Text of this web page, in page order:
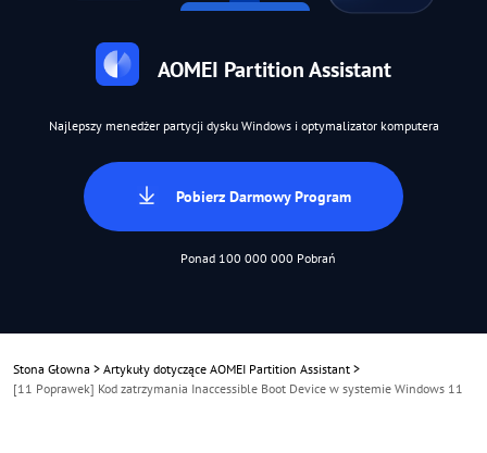
AOMEI Partition Assistant
Najlepszy menedżer partycji dysku Windows i optymalizator komputera
Pobierz Darmowy Program
Ponad 100 000 000 Pobrań
Stona Głowna > Artykuły dotyczące AOMEI Partition Assistant >
[11 Poprawek] Kod zatrzymania Inaccessible Boot Device w systemie Windows 11